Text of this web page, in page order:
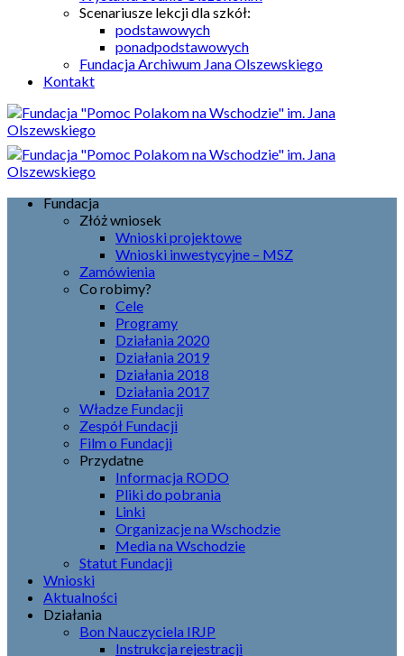
Scenariusze lekcji dla szkół:
podstawowych
ponadpodstawowych
Fundacja Archiwum Jana Olszewskiego
Kontakt
Fundacja
Złóż wniosek
Wnioski projektowe
Wnioski inwestycyjne – MSZ
Zamówienia
Co robimy?
Cele
Programy
Działania 2020
Działania 2019
Działania 2018
Działania 2017
Władze Fundacji
Zespół Fundacji
Film o Fundacji
Przydatne
Informacja RODO
Pliki do pobrania
Linki
Organizacje na Wschodzie
Media na Wschodzie
Statut Fundacji
Wnioski
Aktualności
Działania
Bon Nauczyciela IRJP
Instrukcja rejestracji